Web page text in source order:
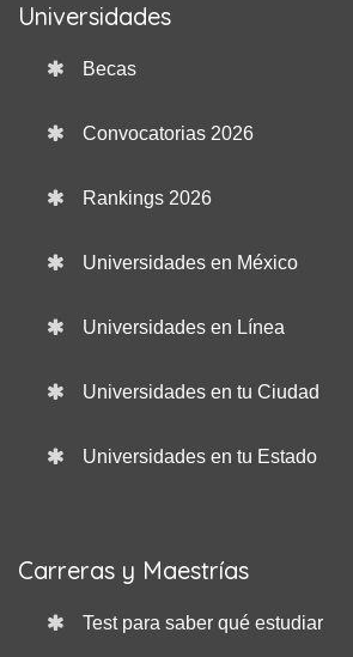
Universidades
Becas
Convocatorias 2026
Rankings 2026
Universidades en México
Universidades en Línea
Universidades en tu Ciudad
Universidades en tu Estado
Carreras y Maestrías
Test para saber qué estudiar